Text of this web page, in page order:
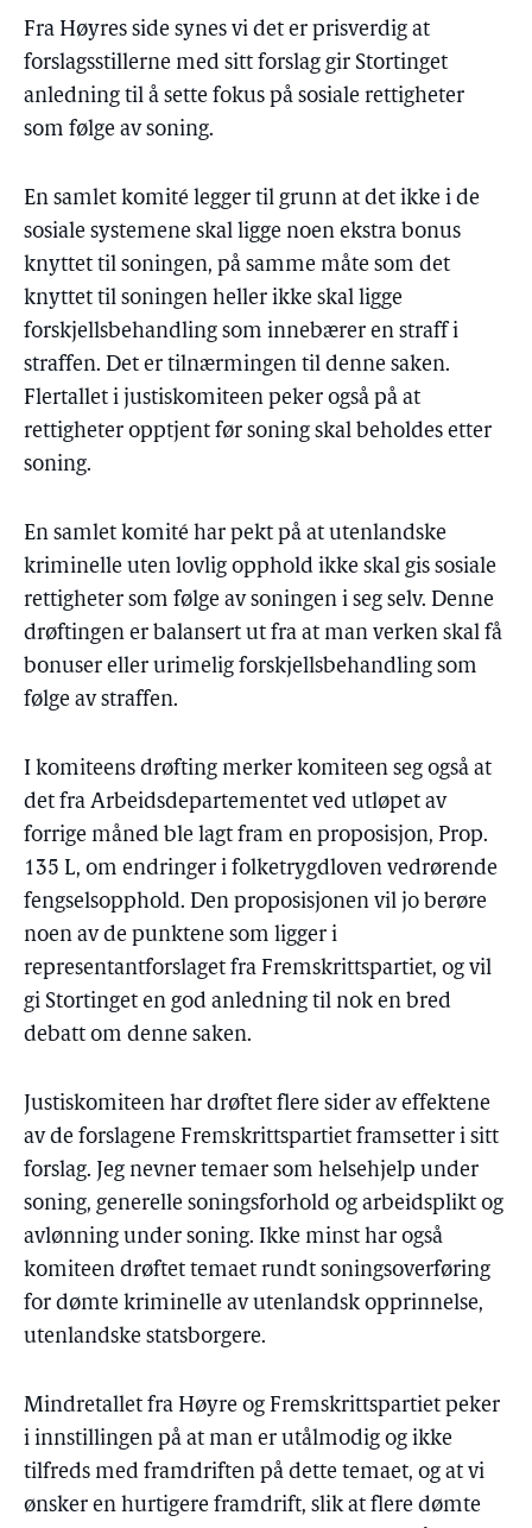
Fra Høyres side synes vi det er prisverdig at
forslagsstillerne med sitt forslag gir Stortinget
anledning til å sette fokus på sosiale rettigheter
som følge av soning.
En samlet komité legger til grunn at det ikke i de
sosiale systemene skal ligge noen ekstra bonus
knyttet til soningen, på samme måte som det
knyttet til soningen heller ikke skal ligge
forskjellsbehandling som innebærer en straff i
straffen. Det er tilnærmingen til denne saken.
Flertallet i justiskomiteen peker også på at
rettigheter opptjent før soning skal beholdes etter
soning.
En samlet komité har pekt på at utenlandske
kriminelle uten lovlig opphold ikke skal gis sosiale
rettigheter som følge av soningen i seg selv. Denne
drøftingen er balansert ut fra at man verken skal få
bonuser eller urimelig forskjellsbehandling som
følge av straffen.
I komiteens drøfting merker komiteen seg også at
det fra Arbeidsdepartementet ved utløpet av
forrige måned ble lagt fram en proposisjon, Prop.
135 L, om endringer i folketrygdloven vedrørende
fengselsopphold. Den proposisjonen vil jo berøre
noen av de punktene som ligger i
representantforslaget fra Fremskrittspartiet, og vil
gi Stortinget en god anledning til nok en bred
debatt om denne saken.
Justiskomiteen har drøftet flere sider av effektene
av de forslagene Fremskrittspartiet framsetter i sitt
forslag. Jeg nevner temaer som helsehjelp under
soning, generelle soningsforhold og arbeidsplikt og
avlønning under soning. Ikke minst har også
komiteen drøftet temaet rundt soningsoverføring
for dømte kriminelle av utenlandsk opprinnelse,
utenlandske statsborgere.
Mindretallet fra Høyre og Fremskrittspartiet peker
i innstillingen på at man er utålmodig og ikke
tilfreds med framdriften på dette temaet, og at vi
ønsker en hurtigere framdrift, slik at flere dømte